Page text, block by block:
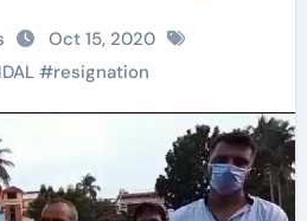
Oct 15, 2020
#resignation